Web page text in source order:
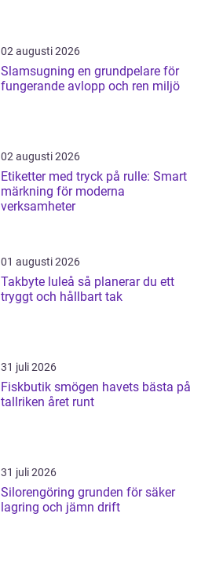
02 augusti 2026
Slamsugning en grundpelare för
fungerande avlopp och ren miljö
02 augusti 2026
Etiketter med tryck på rulle: Smart
märkning för moderna
verksamheter
01 augusti 2026
Takbyte luleå så planerar du ett
tryggt och hållbart tak
31 juli 2026
Fiskbutik smögen havets bästa på
tallriken året runt
31 juli 2026
Silorengöring grunden för säker
lagring och jämn drift